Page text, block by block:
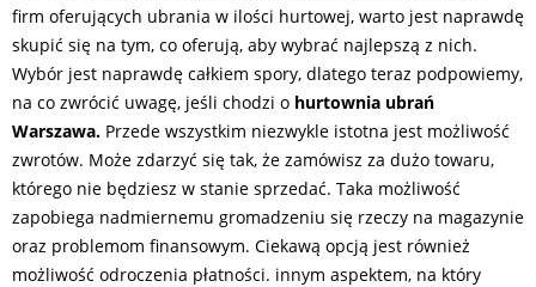
firm oferujących ubrania w ilości hurtowej, warto jest naprawdę
skupić się na tym, co oferują, aby wybrać najlepszą z nich.
Wybór jest naprawdę całkiem spory, dlatego teraz podpowiemy,
na co zwrócić uwagę, jeśli chodzi o hurtownia ubrań
Warszawa. Przede wszystkim niezwykle istotna jest możliwość
zwrotów. Może zdarzyć się tak, że zamówisz za dużo towaru,
którego nie będziesz w stanie sprzedać. Taka możliwość
zapobiega nadmiernemu gromadzeniu się rzeczy na magazynie
oraz problemom finansowym. Ciekawą opcją jest również
możliwość odroczenia płatności. innym aspektem, na który